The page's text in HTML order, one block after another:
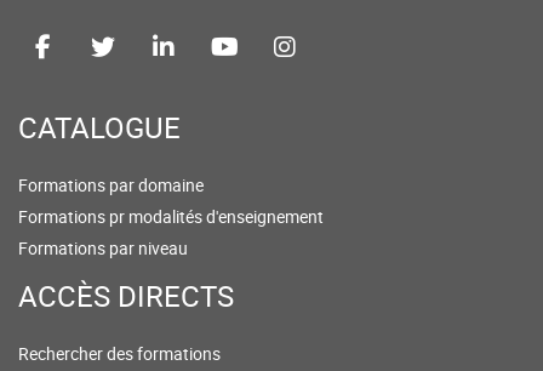
CATALOGUE
Formations par domaine
Formations pr modalités d'enseignement
Formations par niveau
ACCÈS DIRECTS
Rechercher des formations